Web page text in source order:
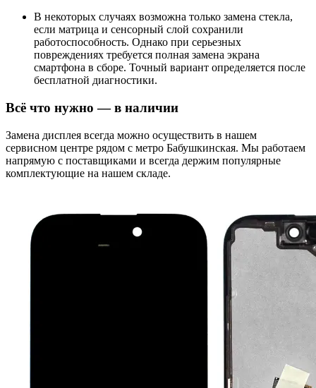
В некоторых случаях возможна только замена стекла,
если матрица и сенсорный слой сохранили
работоспособность. Однако при серьезных
повреждениях требуется полная замена экрана
смартфона в сборе. Точный вариант определяется после
бесплатной диагностики.
Всё что нужно — в наличии
Замена дисплея всегда можно осуществить в нашем
сервисном центре рядом с метро Бабушкинская. Мы работаем
напрямую с поставщиками и всегда держим популярные
комплектующие на нашем складе.